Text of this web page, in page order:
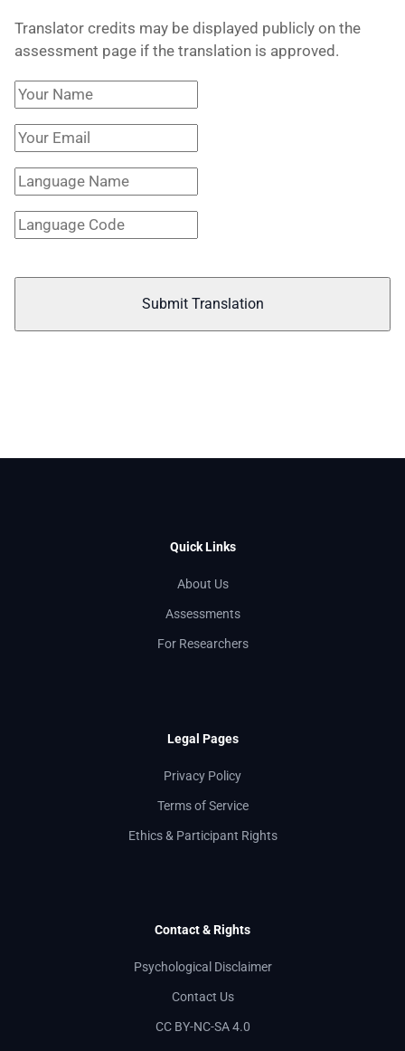
Translator credits may be displayed publicly on the
assessment page if the translation is approved.
Submit Translation
Quick Links
About Us
Assessments
For Researchers
Legal Pages
Privacy Policy
Terms of Service
Ethics & Participant Rights
Contact & Rights
Psychological Disclaimer
Contact Us
CC BY-NC-SA 4.0